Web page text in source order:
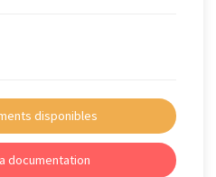
disponibles
documentation